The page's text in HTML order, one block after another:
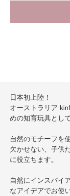
日本初上陸！
オーストラリア
めの知育玩具とし
自然のモチーフを
欠かせない、子供
に役立ちます。
自然にインスパイ
なアイデアでお使